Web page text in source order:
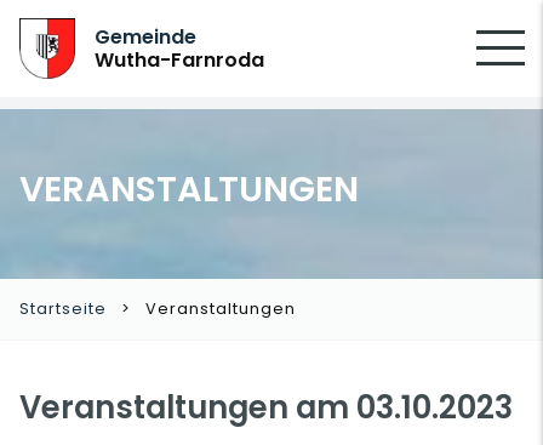
Gemeinde
Wutha-Farnroda
VERANSTALTUNGEN
Startseite Veranstaltungen
Veranstaltungen am 03.10.2023